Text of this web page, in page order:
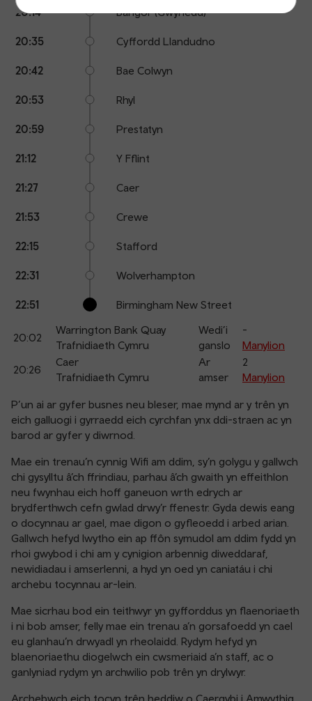
20:14 Bangor (Gwynedd)
20:35 Cyffordd Llandudno
20:42 Bae Colwyn
20:53 Rhyl
20:59 Prestatyn
21:12 Y Fflint
21:27 Caer
21:53 Crewe
22:15 Stafford
22:31 Wolverhampton
22:51 Birmingham New Street
20:02
Warrington Bank Quay
Trafnidiaeth Cymru
Wedi’i
ganslo
-
Manylion
20:26
Caer
Trafnidiaeth Cymru
Ar
amser
2
Manylion
P’un ai ar gyfer busnes neu bleser, mae mynd ar y trên yn
eich galluogi i gyrraedd eich cyrchfan ynx ddi-straen ac yn
barod ar gyfer y diwrnod.
Mae ein trenau’n cynnig Wifi am ddim, sy’n golygu y gallwch
chi gysylltu â’ch ffrindiau, parhau â’ch gwaith yn effeithlon
neu fwynhau eich hoff ganeuon wrth edrych ar
brydferthwch cefn gwlad drwy’r ffenestr. Gyda dewis eang
o docynnau ar gael, mae digon o gyfleoedd i arbed arian.
Gallwch hefyd lwytho ein ap ffôn symudol am ddim fydd yn
rhoi gwybod i chi am y cynigion arbennig diweddaraf,
newidiadau i amserlenni, a hyd yn oed yn caniatáu i chi
archebu tocynnau ar-lein.
Mae sicrhau bod ein teithwyr yn gyfforddus yn flaenoriaeth
i ni bob amser, felly mae ein trenau a’n gorsafoedd yn cael
eu glanhau’n drwyadl yn rheolaidd. Rydym hefyd yn
blaenoriaethu diogelwch ein cwsmeriaid a’n staff, ac o
ganlyniad rydym yn archwilio pob trên yn drylwyr.
Archebwch eich tocyn trên heddiw o Caergybi i Amwythig